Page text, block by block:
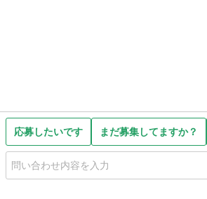
応募したいです まだ募集してますか？